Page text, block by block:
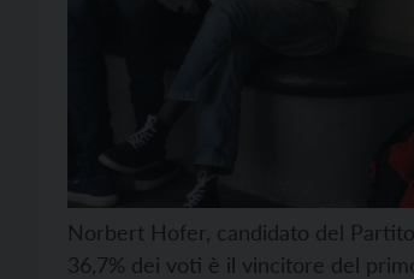
Norbert Hofer, candidato del
36,7% dei voti è il vincitore del